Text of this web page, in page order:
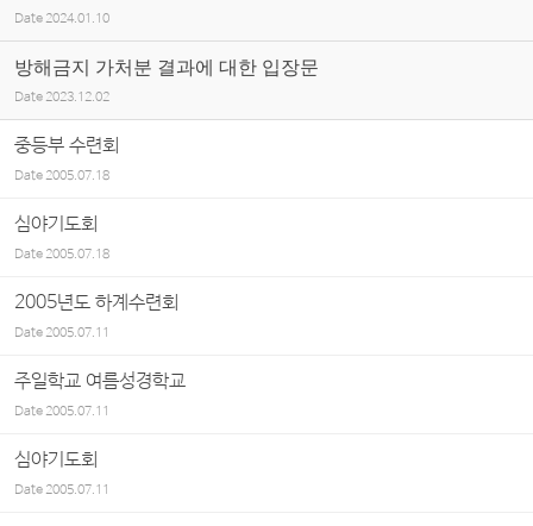
Date 2024.01.10
방해금지 가처분 결과에 대한 입장문
Date 2023.12.02
중등부 수련회
Date2005.07.18
심야기도회
Date2005.07.18
2005년도 하계수련회
Date2005.07.11
주일학교 여름성경학교
Date2005.07.11
심야기도회
Date2005.07.11